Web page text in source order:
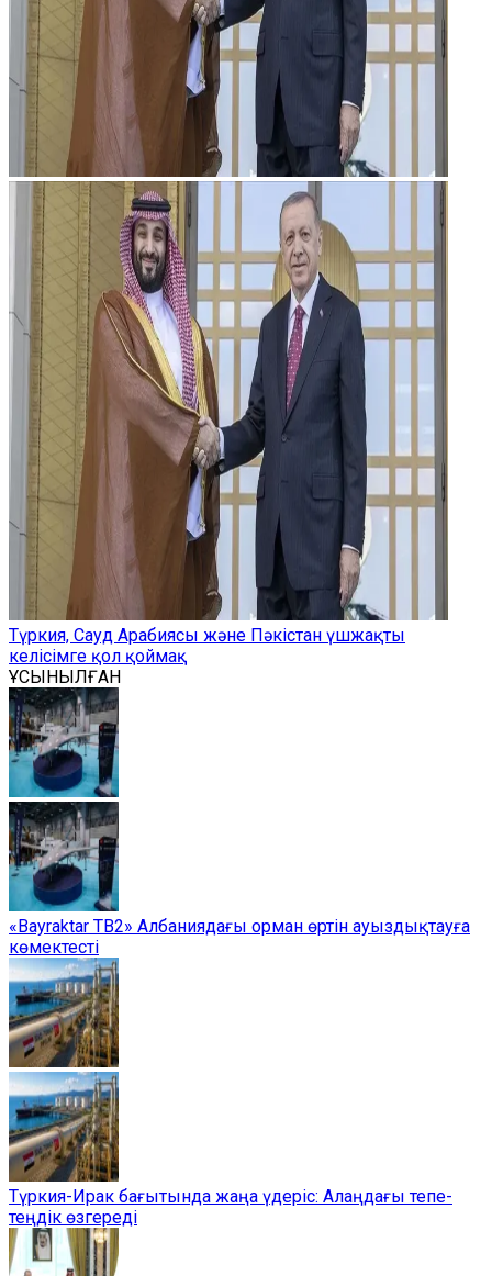
Түркия, Сауд Арабиясы және Пәкістан үшжақты
келісімге қол қоймақ
ҰСЫНЫЛҒАН
«Bayraktar TB2» Албаниядағы орман өртін ауыздықтауға
көмектесті
Түркия-Ирак бағытында жаңа үдеріс: Алаңдағы тепе-
теңдік өзгереді